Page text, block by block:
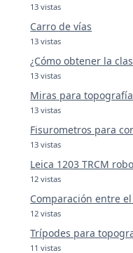
13 vistas
Carro de vías
13 vistas
¿Cómo obtener la
13 vistas
Miras para
13 vistas
Fisurometros para
13 vistas
Leica 1203 TRCM
12 vistas
Comparación entre el
12 vistas
Trípodes para
11 vistas